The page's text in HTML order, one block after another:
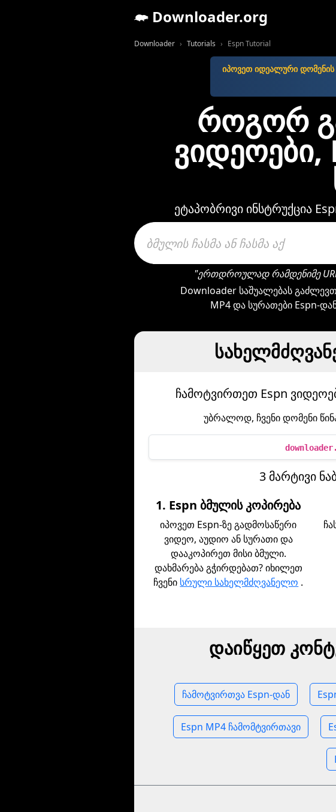
Downloader.org
Downloader Tutorials Espn Tutorial
იპოვეთ იდეალური დომენის
როგორ
ეტაპობრივი ინსტრუქცია
"ერთდროულად რამდენიმე
Downloader საშუალებას
MP4 და სურათები Espn-
ჩამოტვირთეთ Espn
უბრალოდ, ჩვენი დომენი
3 მარტივი
1. Espn ბმულის კოპირება
იპოვეთ Espn-ზე გადმოსაწერი
ვიდეო, აუდიო ან სურათი და
დააკოპირეთ მისი ბმული.
დახმარება გჭირდებათ? იხილეთ
ჩვენი სრული სახელმძღვანელო .
დაიწყეთ
ჩამოტვირთვა Espn-დან
Espn MP4 ჩამომტვირთავი